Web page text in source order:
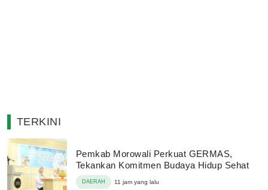
TERKINI
Pemkab Morowali Perkuat GERMAS,
Tekankan Komitmen Budaya Hidup Sehat
DAERAH 11 jam yang lalu